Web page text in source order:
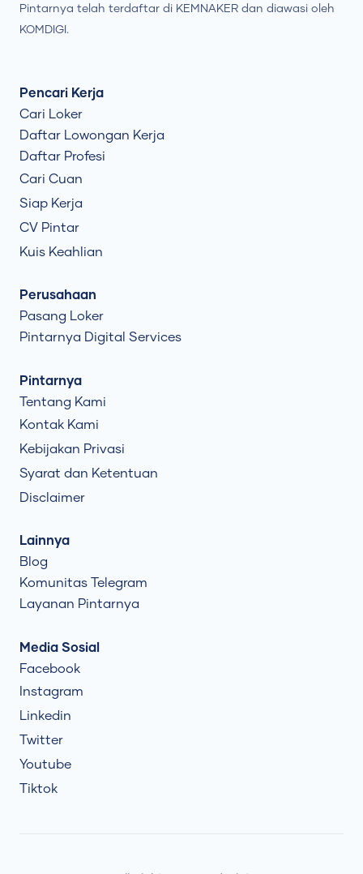
Pintarnya telah terdaftar di KEMNAKER dan diawasi oleh
KOMDIGI.
Pencari Kerja
Cari Loker
Daftar Lowongan Kerja
Daftar Profesi
Cari Cuan
Siap Kerja
CV Pintar
Kuis Keahlian
Perusahaan
Pasang Loker
Pintarnya Digital Services
Pintarnya
Tentang Kami
Kontak Kami
Kebijakan Privasi
Syarat dan Ketentuan
Disclaimer
Lainnya
Blog
Komunitas Telegram
Layanan Pintarnya
Media Sosial
Facebook
Instagram
Linkedin
Twitter
Youtube
Tiktok